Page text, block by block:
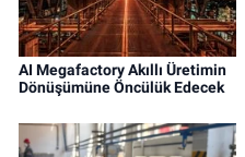
AI Megafactory Akıllı Üretimin
Dönüşümüne Öncülük Edecek